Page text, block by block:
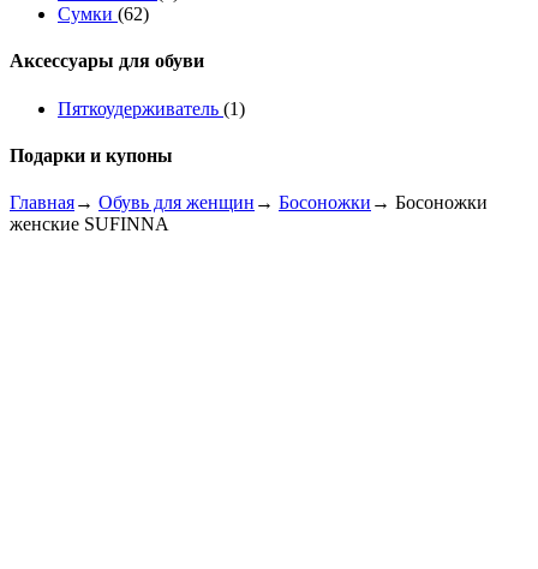
Сумки (62)
Аксессуары для обуви
Пяткоудерживатель (1)
Подарки и купоны
Главная→ Обувь для женщин → Босоножки → Босоножки
женские SUFINNA